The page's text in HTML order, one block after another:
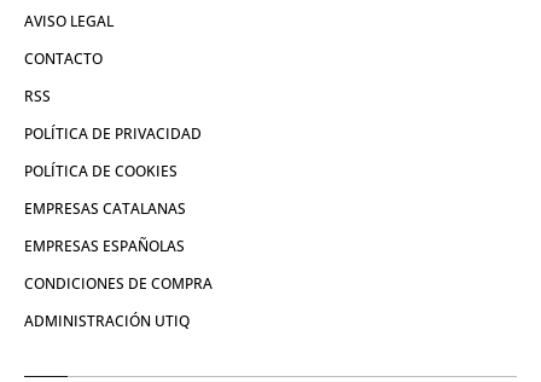
AVISO LEGAL
CONTACTO
RSS
POLÍTICA DE PRIVACIDAD
POLÍTICA DE COOKIES
EMPRESAS CATALANAS
EMPRESAS ESPAÑOLAS
CONDICIONES DE COMPRA
ADMINISTRACIÓN UTIQ